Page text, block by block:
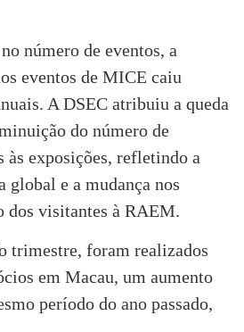
número de eventos, a
eventos de MICE caiu
A DSEC atribuiu a queda
do número de
às exposições, refletindo a
global e a mudança nos
dos visitantes à RAEM.
trimestre, foram realizados
em Macau, um aumento
período do ano passado,